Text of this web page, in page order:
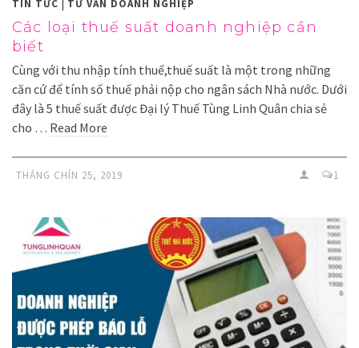
TIN TỨC TƯ VẤN DOANH NGHIỆP
Các loại thuế suất doanh nghiệp cần
biết
Cùng với thu nhập tính thuế,thuế suất là một trong những
căn cứ để tính số thuế phải nộp cho ngân sách Nhà nước. Dưới
đây là 5 thuế suất được Đại lý Thuế Tùng Linh Quân chia sẻ
cho … Read More
THÁNG CHÍN 25, 2019 1